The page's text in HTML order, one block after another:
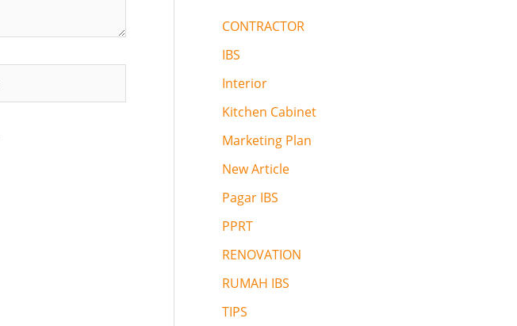
CONTRACTOR
IBS
Interior
Kitchen Cabinet
Marketing Plan
New Article
Pagar IBS
PPRT
RENOVATION
RUMAH IBS
TIPS